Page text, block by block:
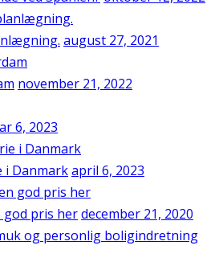
august 27, 2021
november 21, 2022
6, 2023
i Danmarkapril 6, 2023
god pris herdecember 21, 2020
og personlig boligindretning